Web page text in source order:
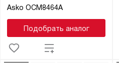
Asko OCM8464A
Подобрать аналог